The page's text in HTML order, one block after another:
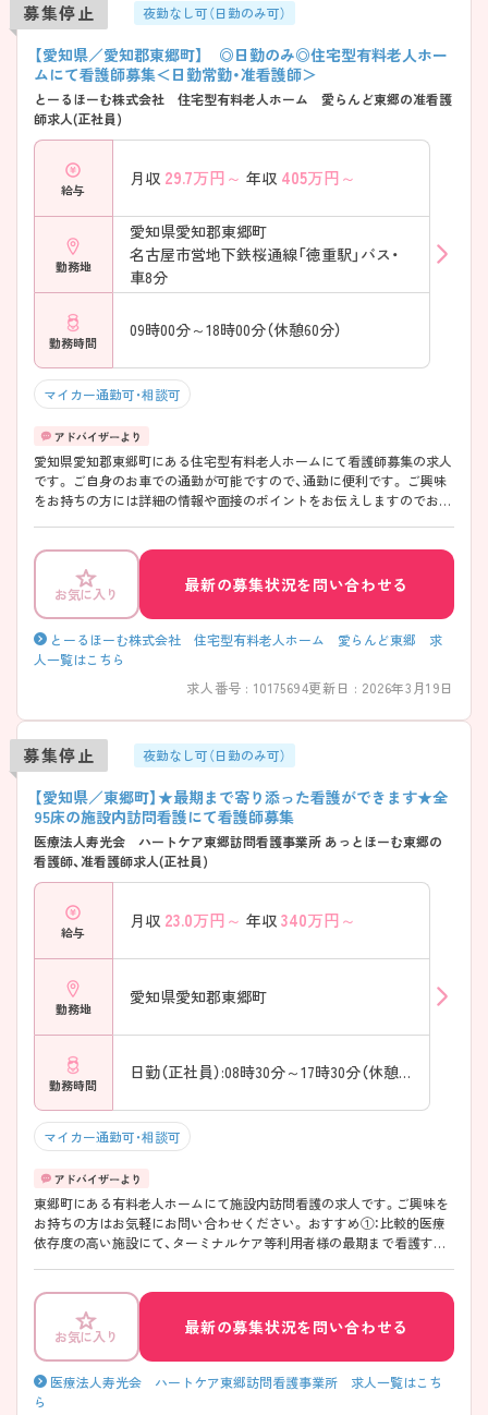
募集停止 夜勤なし可（日勤のみ可）
【愛知県／愛知郡東郷町】 ◎日勤のみ◎住宅型有料老人ホー
ムにて看護師募集＜日勤常勤・准看護師＞
とーるほーむ株式会社 住宅型有料老人ホーム 愛らんど東郷の准看護
師求人(正社員)
給与
月収 29.7万円～ 年収 405万円～
勤務地
愛知県愛知郡東郷町
名古屋市営地下鉄桜通線「徳重駅」バス・
車8分
勤務時間
09時00分～18時00分（休憩60分）
マイカー通勤可・相談可
愛知県愛知郡東郷町にある住宅型有料老人ホームにて看護師募集の求人
です。 ご自身のお車での通勤が可能ですので、通勤に便利です。 ご興味
をお持ちの方には詳細の情報や面接のポイントをお伝えしますのでお気
お気に入り 最新の募集状況を問い合わせる
とーるほーむ株式会社 住宅型有料老人ホーム 愛らんど東郷 求
人一覧はこちら
求人番号 : 10175694更新日 : 2026年3月19日
募集停止 夜勤なし可（日勤のみ可）
【愛知県／東郷町】★最期まで寄り添った看護ができます★全
95床の施設内訪問看護にて看護師募集
医療法人寿光会 ハートケア東郷訪問看護事業所 あっとほーむ東郷の
看護師、准看護師求人(正社員)
給与
月収 23.0万円～ 年収 340万円～
勤務地
愛知県愛知郡東郷町
勤務時間
日勤（正社員）:08時30分～17時30分（休憩60分）
マイカー通勤可・相談可
東郷町にある有料老人ホームにて施設内訪問看護の求人です。ご興味を
お持ちの方はお気軽にお問い合わせください。 おすすめ①：比較的医療
依存度の高い施設にて、ターミナルケア等利用者様の最期まで看護する
ついて、ファーストは基本管理者様が対応してくださります。
お気に入り
最新の募集状況を問い合わせる
医療法人寿光会 ハートケア東郷訪問看護事業所 求人一覧はこち
ら